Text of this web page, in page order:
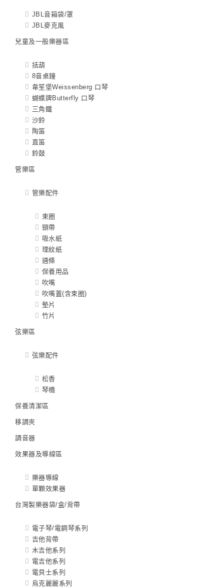
JBL音箱袋/罩
JBL麥克風
兒童及一般樂器區
括葫
8音桌鐘
韋笙堡Weissenberg 口琴
蝴蝶牌Butterfly 口琴
三角鐵
沙鈴
陶笛
直笛
鈴鼓
管樂區
管樂配件
束圈
頸帶
吸水紙
理紋紙
通條
保養用品
吹嘴
吹嘴蓋(含束圈)
墊片
竹片
弦樂區
弦樂配件
松香
琴橋
保養清潔區
移調夾
調音器
效果器及導線區
樂器導線
單顆效果器
台灣製樂器袋/盒/背帶
電子琴/電鋼琴系列
吉他背帶
木吉他系列
電吉他系列
電貝士系列
烏克麗麗系列